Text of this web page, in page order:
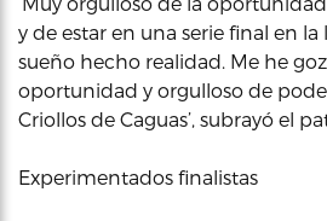
y de estar en una serie final en
sueño hecho realidad. Me he
oportunidad y orgulloso de
Criollos de Caguas’, subrayó el
Experimentados finalistas